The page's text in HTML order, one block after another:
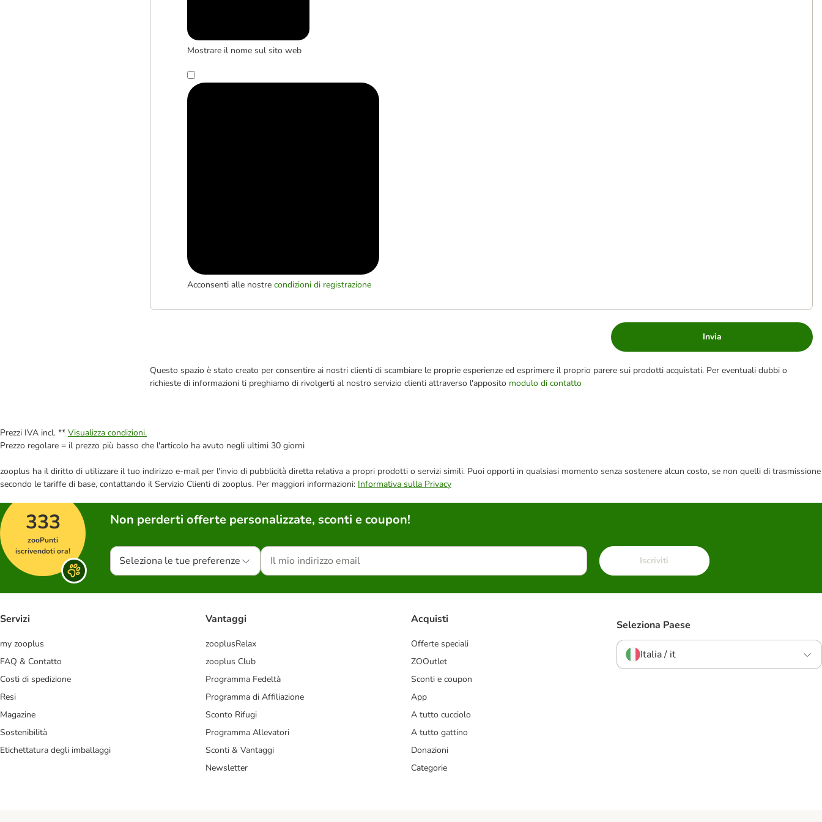
Mostrare il nome sul sito web
Acconsenti alle nostre condizioni di registrazione
Invia
Questo spazio è stato creato per consentire ai nostri clienti di scambiare le proprie esperienze ed esprimere il proprio parere sui prodotti acquistati. Per eventuali dubbi o
richieste di informazioni ti preghiamo di rivolgerti al nostro servizio clienti attraverso l'apposito modulo di contatto
Prezzi IVA incl. ** Visualizza condizioni.
Prezzo regolare = il prezzo più basso che l'articolo ha avuto negli ultimi 30 giorni
zooplus ha il diritto di utilizzare il tuo indirizzo e-mail per l'invio di pubblicità diretta relativa a propri prodotti o servizi simili. Puoi opporti in qualsiasi momento senza sostenere alcun costo, se non quelli di trasmissione
secondo le tariffe di base, contattando il Servizio Clienti di zooplus. Per maggiori informazioni: Informativa sulla Privacy
333
zooPunti
iscrivendoti ora!
Non perderti offerte personalizzate, sconti e coupon!
Seleziona le tue preferenze Iscriviti
Servizi
my zooplus
FAQ & Contatto
Costi di spedizione
Resi
Magazine
Sostenibilità
Etichettatura degli imballaggi
Vantaggi
zooplusRelax
zooplus Club
Programma Fedeltà
Programma di Affiliazione
Sconto Rifugi
Programma Allevatori
Sconti & Vantaggi
Newsletter
Acquisti
Offerte speciali
ZOOutlet
Sconti e coupon
App
A tutto cucciolo
A tutto gattino
Donazioni
Categorie
Seleziona Paese
Italia / it